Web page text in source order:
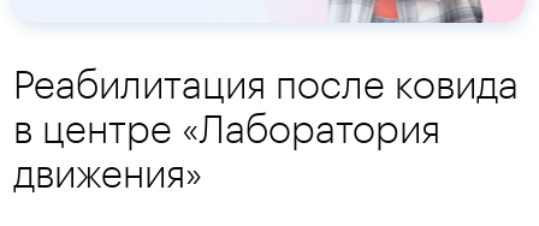
Реабилитация после ковида
в центре «Лаборатория
движения»